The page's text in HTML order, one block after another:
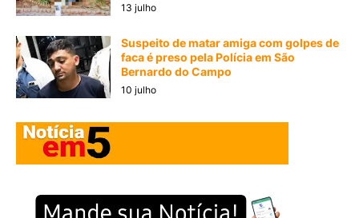
13 julho
Suspeito de matar amiga com golpes de
faca é preso pela Polícia em São
Bernardo do Campo
10 julho